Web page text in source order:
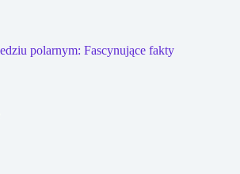
polarnym: Fascynujące fakty